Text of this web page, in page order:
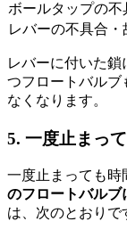
ボールタップの不
レバーの不具合・
レバーに付いた
つフロートバルブ
なくなります。
5. 一度止まっ
一度止まっても時
のフロートバルブ
は、次のとおりで